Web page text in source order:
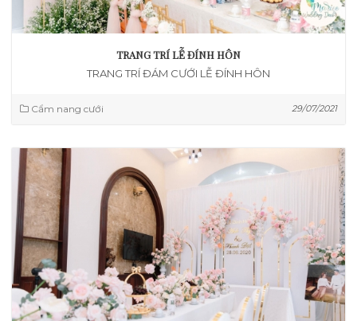
TRANG TRÍ LỄ ĐÍNH HÔN
TRANG TRÍ ĐÁM CƯỚI LỄ ĐÍNH HÔN
Cẩm nang cưới 29/07/2021